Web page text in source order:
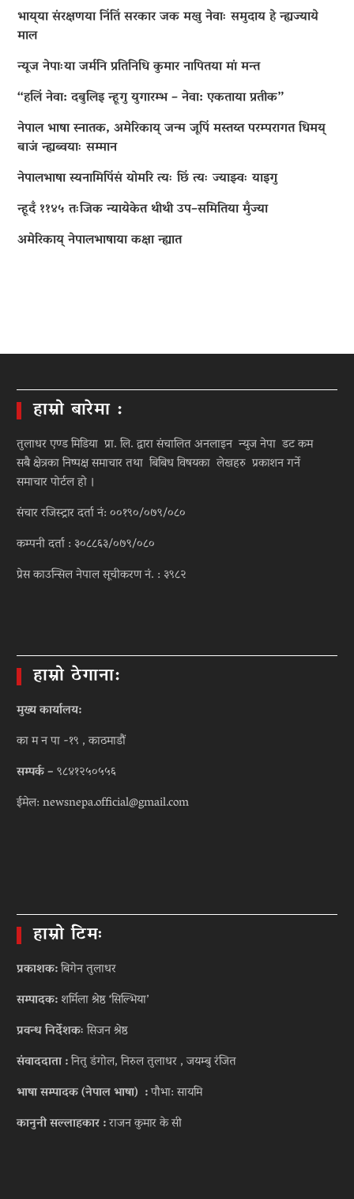
भाय्‌या संरक्षणया निंतिं सरकार जक मखु नेवाः समुदाय हे न्ह्यज्याये
माल
न्यूज नेपाःया जर्मनि प्रतिनिधि कुमार नापितया मां मन्त
“हलिं नेवा: दबुलिइ न्हूगु युगारम्भ – नेवा: एकताया प्रतीक”
नेपाल भाषा स्नातक, अमेरिकाय् जन्म जूपिं मस्तय्त परम्परागत धिमय्
बाजं न्ह्यब्वयाः सम्मान
नेपालभाषा स्यनामिपिंसं योमरि त्यः छिं त्यः ज्याझ्वः याइगु
न्हूदँ ११४५ तःजिक न्यायेकेत थीथी उप–समितिया मुँज्या
अमेरिकाय् नेपालभाषाया कक्षा न्ह्यात
हाम्रो बारेमा :
तुलाधर एण्ड मिडिया प्रा. लि. द्वारा संचालित अनलाइन न्युज नेपा डट कम
सबै क्षेत्रका निष्पक्ष समाचार तथा बिबिध विषयका लेखहरु प्रकाशन गर्ने
समाचार पोर्टल हो ।
संचार रजिस्ट्रार दर्ता नं: ००१९०/०७९/०८०
कम्पनी दर्ता : ३०८८६३/०७९/०८०
प्रेस काउन्सिल नेपाल सूचीकरण नं. : ३९८२
हाम्रो ठेगाना:
मुख्य कार्यालय:
का म न पा -१९ , काठमाडौं
सम्पर्क –९८४१२५०५५६
ईमेल: newsnepa.official@gmail.com
हाम्रो टिमः
प्रकाशक:बिगेन तुलाधर
सम्पादक:शर्मिला श्रेष्ठ ‘सिल्भिया’
प्रवन्ध निर्देशकःसिजन श्रेष्ठ
संवाददाता :नितु डंगोल, निरुल तुलाधर , जयम्बु रंजित
भाषा सम्पादक (नेपाल भाषा) :पौभा: सायमि
कानुनी सल्लाहकार :राजन कुमार के सी